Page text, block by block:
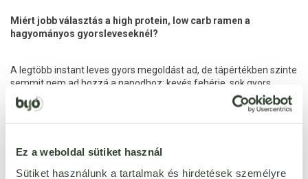
Ez a weboldal sütiket használ
Sütiket használunk a tartalmak és hirdetések személyre
Miért jobb választás a high protein, low carb ramen a
hagyományos gyorsleveseknél?
A legtöbb instant leves gyors megoldást ad, de tápértékben szinte
semmit nem ad hozzá a napodhoz: kevés fehérje, sok gyors
szénhidrát, rövid ideig tartó teltségérzet.
Ezzel szemben a Forpro® CarbControl high protein, low carb
Tovább tartó jóllakottság– a magas fehérjetartalom miatt